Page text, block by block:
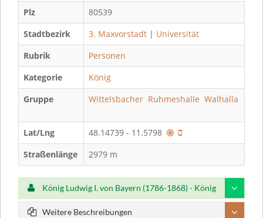
Plz
80539
Stadtbezirk
3. Maxvorstadt | Universität
Rubrik
Personen
Kategorie
König
Gruppe
Wittelsbacher Ruhmeshalle Walhalla
Lat/Lng
48.14739 - 11.5798
Straßenlänge
2979 m
König Ludwig I. von Bayern (1786-1868) - König
Weitere Beschreibungen